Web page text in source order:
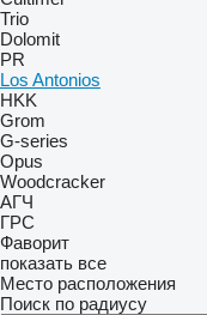
Trio
Dolomit
PR
Los Antonios
HKK
Grom
G-series
Opus
Woodcracker
АГЧ
ГРС
Фаворит
показать все
Место расположения
Поиск по радиусу